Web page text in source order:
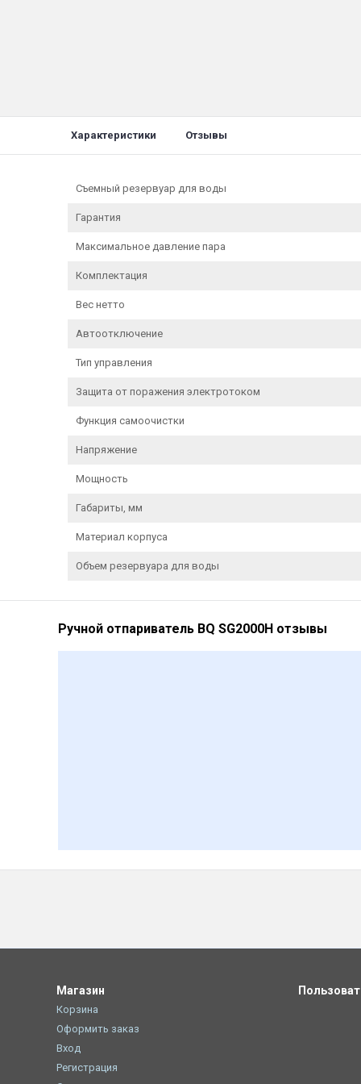
Характеристики Отзывы
Съемный резервуар для воды
Гарантия
Максимальное давление пара
Комплектация
Вес нетто
Автоотключение
Тип управления
Защита от поражения электротоком
Функция самоочистки
Напряжение
Мощность
Габариты, мм
Материал корпуса
Объем резервуара для воды
Ручной отпариватель BQ SG2000H отзывы
Магазин
Корзина
Оформить заказ
Вход
Регистрация